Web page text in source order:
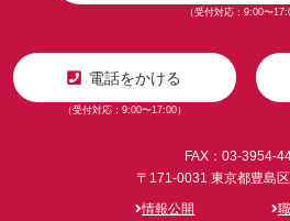
（受付対応：9:00〜
電話をかける
（受付対応：9:00〜17:00）
FAX：03-3954-
〒171-0031 東京都豊島
情報公開